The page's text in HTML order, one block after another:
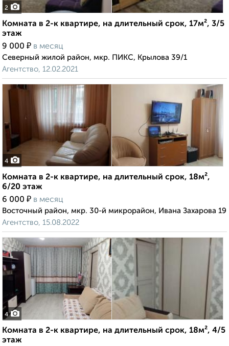
2
Комната в 2-к квартире, на длительный срок, 17м², 3/5
этаж
9 000 ₽ в месяц
Северный жилой район, мкр. ПИКС, Крылова 39/1
Агентство, 12.02.2021
4
Комната в 2-к квартире, на длительный срок, 18м²,
6/20 этаж
6 000 ₽ в месяц
Восточный район, мкр. 30-й микрорайон, Ивана Захарова 19
Агентство, 15.08.2022
4
Комната в 2-к квартире, на длительный срок, 18м², 4/5
этаж